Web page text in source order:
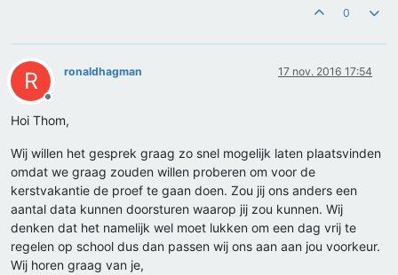
0
R
Offline
ronaldhagman 17 nov. 2016 17:54
Hoi Thom,
Wij willen het gesprek graag zo snel mogelijk laten plaatsvinden
omdat we graag zouden willen proberen om voor de
kerstvakantie de proef te gaan doen. Zou jij ons anders een
aantal data kunnen doorsturen waarop jij zou kunnen. Wij
denken dat het namelijk wel moet lukken om een dag vrij te
regelen op school dus dan passen wij ons aan aan jou voorkeur.
Wij horen graag van je,